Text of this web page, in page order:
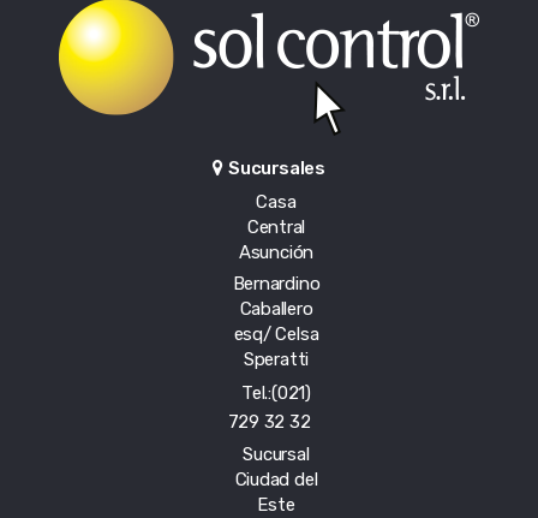
Sucursales
Casa
Central
Asunción
Bernardino
Caballero
esq/ Celsa
Speratti
Tel.:(021)
729 32 32
Sucursal
Ciudad del
Este